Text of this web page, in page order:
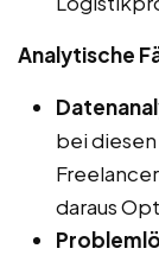
Analytische
bei
daraus